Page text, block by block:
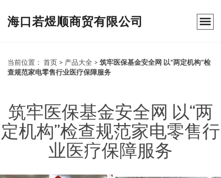
海口若煜顺商贸有限公司
当前位置： 首页 > 产品大全 > 筑牢医保基金安全网 以“两定机构”检
查规范家电零售行业医疗保障服务
筑牢医保基金安全网 以“两
定机构”检查规范家电零售行
业医疗保障服务